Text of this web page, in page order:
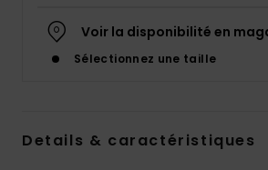
Voir la disponibilité en
Sélectionnez une taille
Details & caractéristiques